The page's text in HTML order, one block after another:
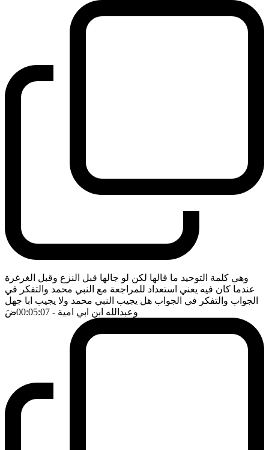
وهي كلمة التوحيد ما قالها لكن لو جالها قبل النزع وقبل الغرغرة
عندما كان فيه يعني استعداد للمراجعة مع النبي محمد والتفكر في
الجواب والتفكر في الجواب هل يجيب النبي محمد ولا يجيب ابا جهل
وعبدالله ابن ابي امية - 00:05:07 ضَ